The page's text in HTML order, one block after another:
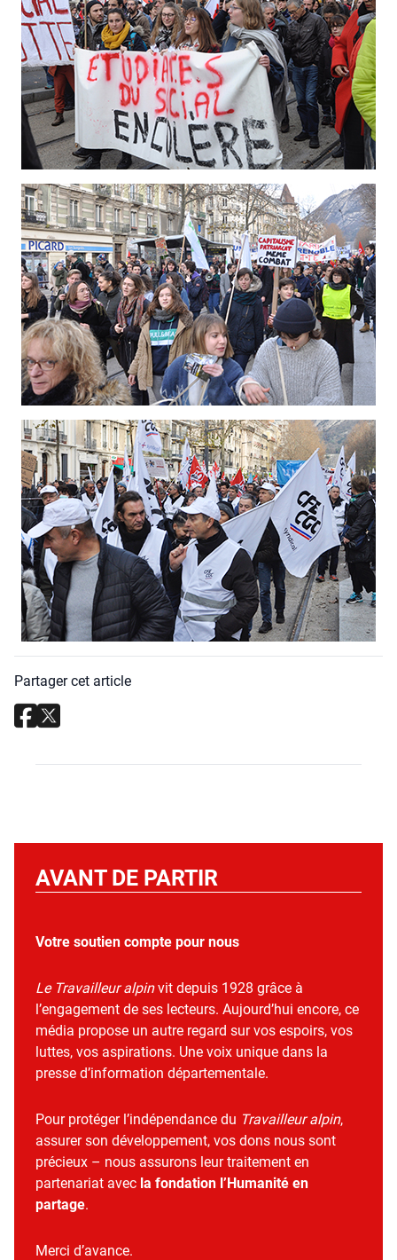
Partager cet article
AVANT DE PARTIR
Votre soutien compte pour nous
Le Travailleur alpinvit depuis 1928 grâce à
l’engagement de ses lecteurs. Aujourd’hui encore, ce
média propose un autre regard sur vos espoirs, vos
luttes, vos aspirations. Une voix unique dans la
presse d’information départementale.
Pour protéger l’indépendance du Travailleur alpin,
assurer son développement, vos dons nous sont
précieux – nous assurons leur traitement en
partenariat avec la fondation l’Humanité en
partage.
Merci d’avance.